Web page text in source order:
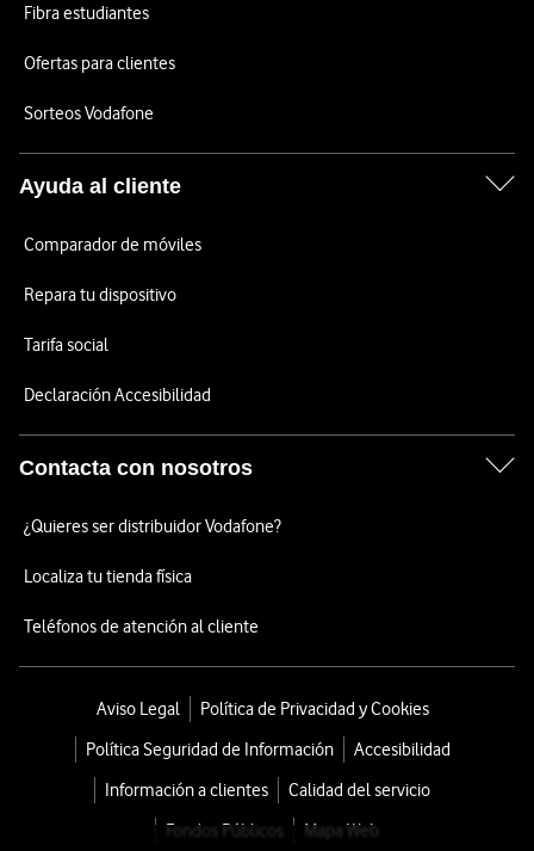
Fibra estudiantes
Ofertas para clientes
Sorteos Vodafone
Ayuda al cliente
Comparador de móviles
Repara tu dispositivo
Tarifa social
Declaración Accesibilidad
Contacta con nosotros
¿Quieres ser distribuidor Vodafone?
Localiza tu tienda física
Teléfonos de atención al cliente
Aviso Legal
Política de Privacidad y Cookies
Política Seguridad de Información
Accesibilidad
Información a clientes
Calidad del servicio
Fondos Públicos
Mapa Web